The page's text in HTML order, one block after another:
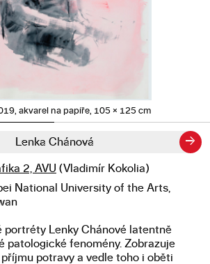
Lenka Chánová →
akvarel na papíře, 105 × 125 cm
2, AVU (Vladimír Kokolia)
National University of the Arts,
práce
portréty Lenky Chánové latentně
patologické fenomény. Zobrazuje
potravy a vedle toho i oběti